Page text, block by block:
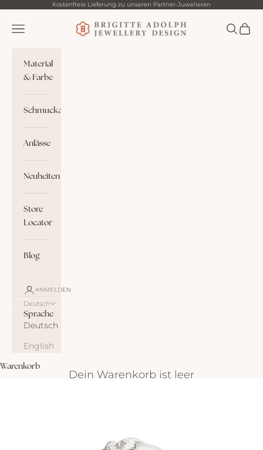
Zum Inhalt springenKostenfreie Lieferung zu unseren Partner-Juwelieren
Brigitte Adolph
Menü Suchen
Material
& Farbe
Schmuckart
Anlässe
Neuheiten
Store
Locator
Blog
ANMELDEN
Deutsch
Sprache
Deutsch
English
Warenkorb
Dein Warenkorb ist leer